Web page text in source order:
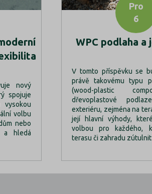
nový
spojuje
vysokou
volbu
nebo
a hledá
WPC podlaha a
V tomto příspěvku se
právě takovému typu
(wood-plastic
dřevoplastové
exteriéru, zejména na
její hlavní výhody,
volbou pro každého,
terasu či zahradu zútulnit
Pro
6